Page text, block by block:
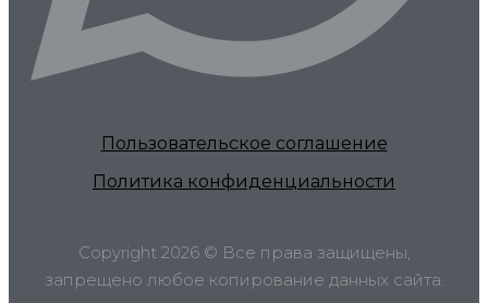
Пользовательское соглашение
Политика конфиденциальности
Copyright 2026 © Все права защищены,
запрещено любое копирование данных сайта.